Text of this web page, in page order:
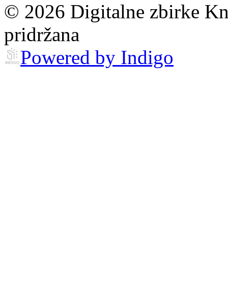
© 2026 Digitalne zbirke
pridržana
Powered by Indigo